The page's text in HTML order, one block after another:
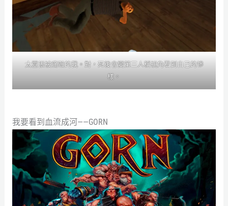
太囂張被痛毆的我。對，死後會變第三人稱視角看到自己的慘
樣。
我要看到血流成河——GORN